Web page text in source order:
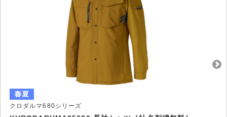
クロダルマ680シリーズ